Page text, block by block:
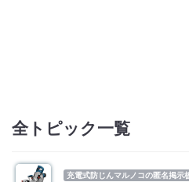
全トピック一覧
充電式防じんマルノコの匿名掲示